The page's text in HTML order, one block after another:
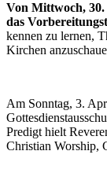
Von Mittwoch,
das
kennen zu lernen,
Kirchen
Am Sonntag, 3.
Predigt hielt
Christian Worship,